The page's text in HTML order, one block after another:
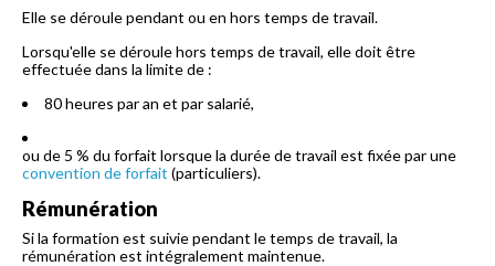
Elle se déroule pendant ou en hors temps de travail.
Lorsqu'elle se déroule hors temps de travail, elle doit être
effectuée dans la limite de :
80 heures par an et par salarié,
ou de 5 % du forfait lorsque la durée de travail est fixée par une
convention de forfait (particuliers).
Rémunération
Si la formation est suivie pendant le temps de travail, la
rémunération est intégralement maintenue.